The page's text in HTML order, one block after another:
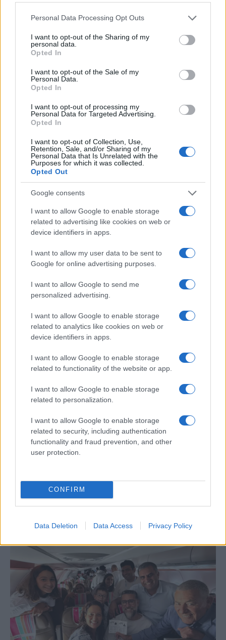
Please note that this website/app uses one or more Google
not limited to your visit or usage behaviour. You may click to
grant or deny consent to Google and its third-party tags to
use your data for below specified purposes in below Google
consent section.
Personal Data Processing Opt Outs
I want to opt-out of the Sharing of my
personal data.
Opted In
I want to opt-out of the Sale of my
Personal Data.
Opted In
I want to opt-out of processing my
Personal Data for Targeted Advertising.
Opted In
I want to opt-out of Collection, Use,
Retention, Sale, and/or Sharing of my
Personal Data that Is Unrelated with the
Purposes for which it was collected.
Opted Out
Google consents
I want to allow Google to enable storage
related to advertising like cookies on web or
device identifiers in apps.
I want to allow my user data to be sent to
Google for online advertising purposes.
I want to allow Google to send me
personalized advertising.
I want to allow Google to enable storage
related to analytics like cookies on web or
device identifiers in apps.
I want to allow Google to enable storage
related to functionality of the website or app.
I want to allow Google to enable storage
related to personalization.
I want to allow Google to enable storage
related to security, including authentication
functionality and fraud prevention, and other
user protection.
CONFIRM
Data Deletion Data Access Privacy Policy
Az izraeli és az amerikai
ügynökségek hivatalos értékelése
szerint Iránnak és a
Hezbollahnak nem volt pontos
tudomása a Hamász támadási
tervéről.
Nawaf al-Moussawi nyilatkozatai mellett az
az értékelés is létezik, hogy a Hamászon
belül volt és van egy olyan várakozás, hogy a
Hezbollah totális háborút indít Izrael ellen, de
a Hezbollah tartózkodott ettől.
Az egyik felmerülő magyarázat szerint a
Hezbollah, Irán proxyjaként nem szívesen
kockáztatta volna meg hatalmának
elvesztését a palesztin harc érdekében.
A háború kitörése óta a Hamász vezető
személyiségei, mint Iszmail Haníje, Száleh al-
Arouri és mások, találkoztak Irán, a Hezbollah
és az Iszlám Dzsihád vezető
tisztségviselőivel.
hűséges támogatói, a Hamasz támogatására
fegyveres összecsapásokba bocsátkoztak
Izrael ellen.